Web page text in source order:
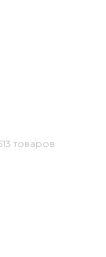
товаров